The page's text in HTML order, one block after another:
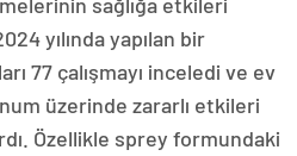
yılında yapılan bir
77 çalışmayı inceledi ve ev
üzerinde zararlı etkileri
Özellikle sprey formundaki